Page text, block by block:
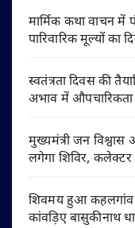
मार्मिक कथा वाचन में
पारिवारिक मूल्यों का
स्वतंत्रता दिवस की
अभाव में औपचारिकता
मुख्यमंत्री जन
लगेगा शिविर, कलेक्टर
शिवमय हुआ कहलगांव:
कांवड़िए बासुकीनाथ